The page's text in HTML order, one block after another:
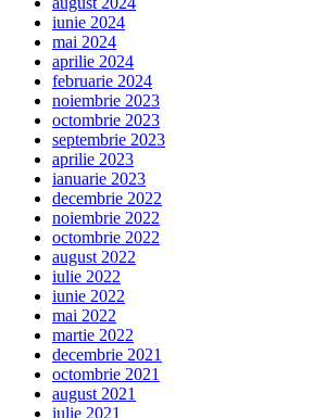
iunie 2024
mai 2024
aprilie 2024
februarie 2024
noiembrie 2023
octombrie 2023
septembrie 2023
aprilie 2023
ianuarie 2023
decembrie 2022
noiembrie 2022
octombrie 2022
august 2022
iulie 2022
iunie 2022
mai 2022
martie 2022
decembrie 2021
octombrie 2021
august 2021
iulie 2021